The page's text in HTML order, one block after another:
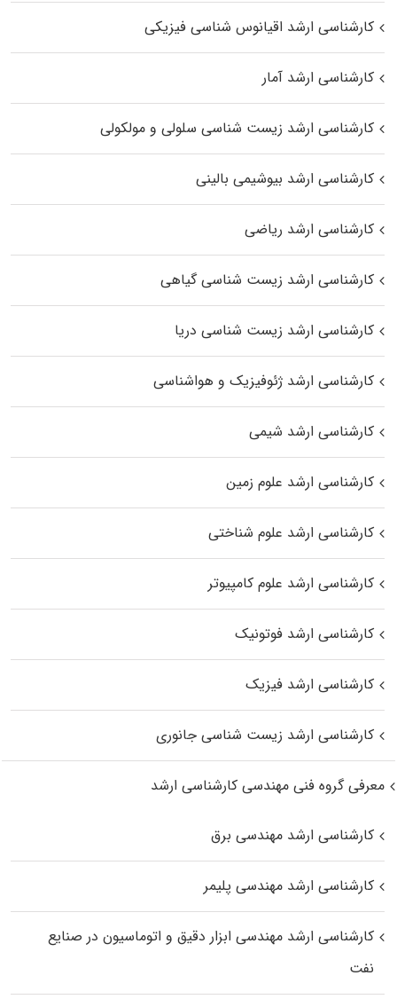
کارشناسی ارشد اقیانوس‌ شناسی فیزیکی
کارشناسی ارشد آمار
کارشناسی ارشد زیست شناسی سلولی و مولکولی
کارشناسی ارشد بیوشیمی بالینی
کارشناسی ارشد ریاضی
کارشناسی ارشد زیست‌ شناسی گیاهی
کارشناسی ارشد زیست‌ شناسی دریا
کارشناسی ارشد ژئوفیزیک و هواشناسی
کارشناسی ارشد شیمی
کارشناسی ارشد علوم زمین
کارشناسی ارشد علوم شناختی
کارشناسی ارشد علوم کامپیوتر
کارشناسی ارشد فوتونیک
کارشناسی ارشد فیزیک
کارشناسی ارشد زیست‌ شناسی جانوری
معرفی گروه فنی مهندسی کارشناسی ارشد
کارشناسی ارشد مهندسی برق
کارشناسی ارشد مهندسی پلیمر
کارشناسی ارشد مهندسی ابزار دقیق و اتوماسیون در صنایع
نفت